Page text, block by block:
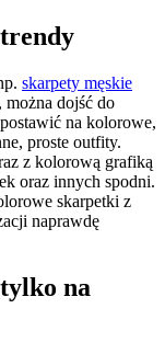
skarpety męskie
dojść do
na kolorowe,
proste outfity.
z kolorową grafiką
oraz innych spodni.
skarpetki z
naprawdę
na